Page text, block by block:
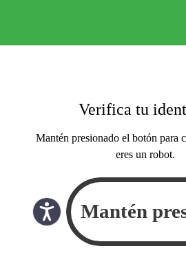
Verifica tu
Mantén presionado el botón para
eres un robot.